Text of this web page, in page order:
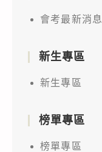
會考最新消息
新生專區
新生專區
榜單專區
榜單專區